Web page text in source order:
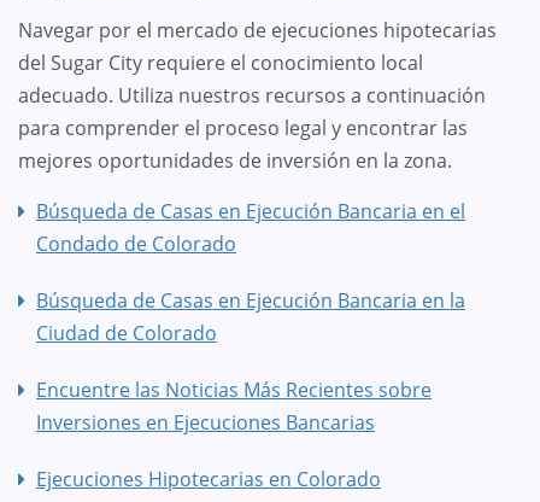
Navegar por el mercado de ejecuciones hipotecarias
del Sugar City requiere el conocimiento local
adecuado. Utiliza nuestros recursos a continuación
para comprender el proceso legal y encontrar las
mejores oportunidades de inversión en la zona.
Búsqueda de Casas en Ejecución Bancaria en el
Condado de Colorado
Búsqueda de Casas en Ejecución Bancaria en la
Ciudad de Colorado
Encuentre las Noticias Más Recientes sobre
Inversiones en Ejecuciones Bancarias
Ejecuciones Hipotecarias en Colorado